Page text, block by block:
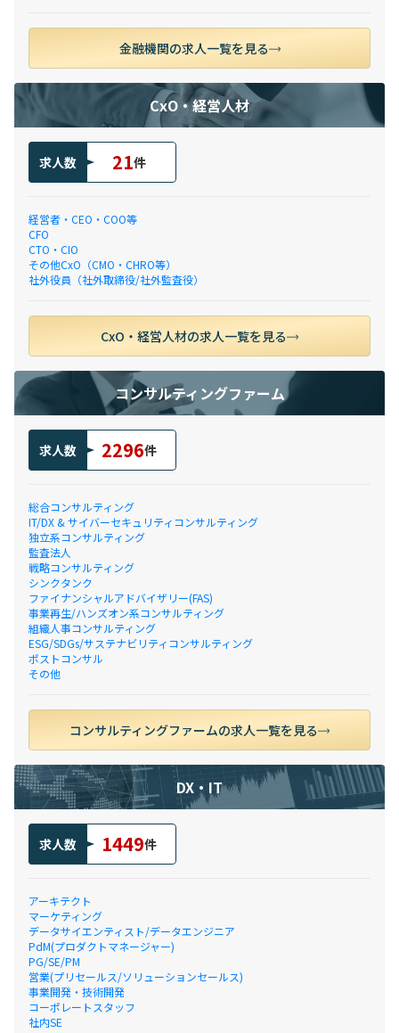
金融機関の求人一覧を見る
CxO・経営人材
求人数 21件
経営者・CEO・COO等
CFO
CTO・CIO
その他CxO（CMO・CHRO等）
社外役員（社外取締役/社外監査役）
CxO・経営人材の求人一覧を見る
コンサルティングファーム
求人数 2296件
総合コンサルティング
IT/DX & サイバーセキュリティコンサルティング
独立系コンサルティング
監査法人
戦略コンサルティング
シンクタンク
ファイナンシャルアドバイザリー(FAS)
事業再生/ハンズオン系コンサルティング
組織人事コンサルティング
ESG/SDGs/サステナビリティコンサルティング
ポストコンサル
その他
コンサルティングファームの求人一覧を見る
DX・IT
求人数 1449件
アーキテクト
マーケティング
データサイエンティスト/データエンジニア
PdM(プロダクトマネージャー)
PG/SE/PM
営業(プリセールス/ソリューションセールス)
事業開発・技術開発
コーポレートスタッフ
社内SE